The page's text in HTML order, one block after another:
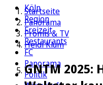
Köln
Region
Freizeit
Restaurants
FC
Panorama
Politik
Startseite
Panorama
Promis & TV
Heidi Klum
GNTM 2025: